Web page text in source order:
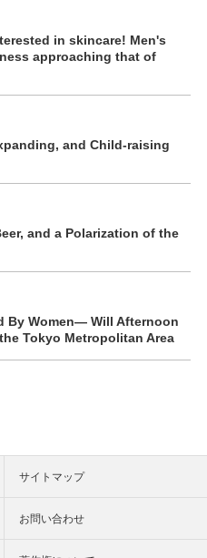
in skincare! Men's
approaching that of
and Child-raising
and a Polarization of the
By Women― Will Afternoon
Tokyo Metropolitan Area
サイトマップ
お問い合わせ